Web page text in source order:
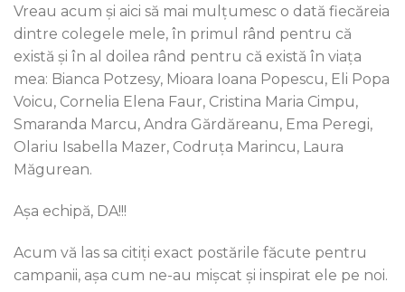
Vreau acum şi aici să mai mulţumesc o dată fiecăreia
dintre colegele mele, în primul rând pentru că
există şi în al doilea rând pentru că există în viaţa
mea: Bianca Potzesy, Mioara Ioana Popescu, Eli Popa
Voicu, Cornelia Elena Faur, Cristina Maria Cimpu,
Smaranda Marcu, Andra Gărdăreanu, Ema Peregi,
Olariu Isabella Mazer, Codruţa Marincu, Laura
Măgurean.
Aşa echipă, DA!!!
Acum vă las sa citiţi exact postările făcute pentru
campanii, aşa cum ne-au mişcat şi inspirat ele pe noi.